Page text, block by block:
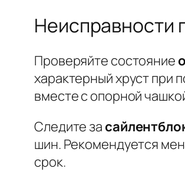
Неисправности
Проверяйте состояние
характерный хруст при
вместе с опорной
Следите за
шин. Рекомендуется
срок.